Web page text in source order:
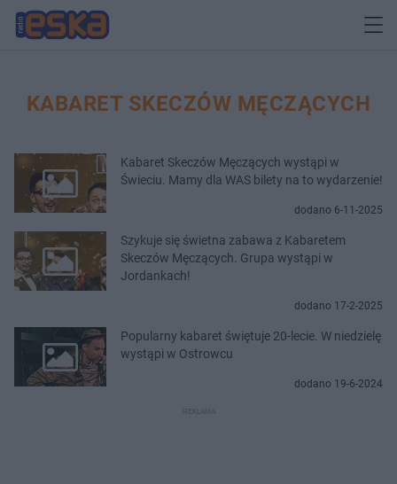
KABARET SKECZÓW MĘCZĄCYCH
Kabaret Skeczów Męczących wystąpi w
Świeciu. Mamy dla WAS bilety na to wydarzenie!
dodano 6-11-2025
Szykuje się świetna zabawa z Kabaretem
Skeczów Męczących. Grupa wystąpi w
Jordankach!
dodano 17-2-2025
Popularny kabaret świętuje 20-lecie. W niedzielę
wystąpi w Ostrowcu
dodano 19-6-2024